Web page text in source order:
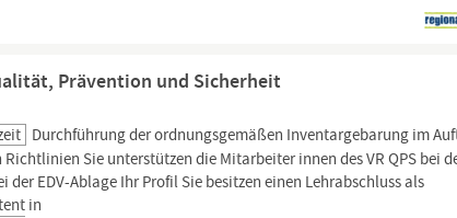
Prävention und Sicherheit
Durchführung der ordnungsgemäßen Inventargebarung im
Sie unterstützen die Mitarbeiter innen des VR QPS bei
EDV-Ablage Ihr Profil Sie besitzen einen Lehrabschluss als
in